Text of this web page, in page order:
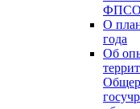
ФПСО,
О
года
Об